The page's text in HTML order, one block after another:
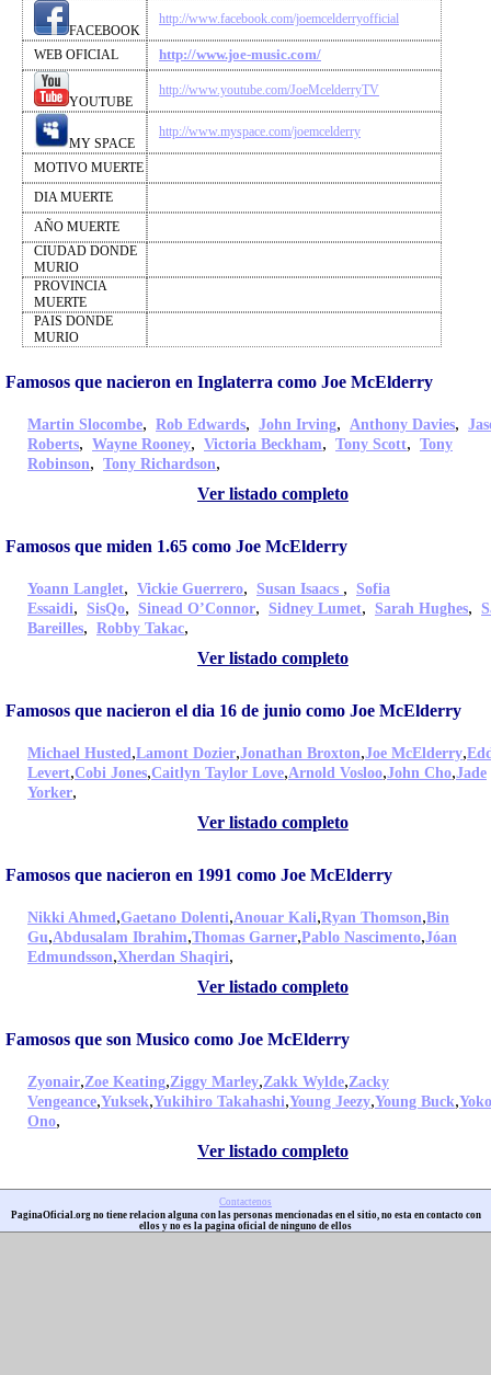
FACEBOOK
http://www.facebook.com/joemcelderryofficial
WEB OFICIAL http://www.joe-music.com/
YOUTUBE
http://www.youtube.com/JoeMcelderryTV
MY SPACE
http://www.myspace.com/joemcelderry
MOTIVO MUERTE
DIA MUERTE
AÑO MUERTE
CIUDAD DONDE
MURIO
PROVINCIA
MUERTE
PAIS DONDE
MURIO
Famosos que nacieron en Inglaterra como Joe McElderry
Martin Slocombe, Rob Edwards, John Irving, Anthony Davies,
Roberts, Wayne Rooney, Victoria Beckham, Tony Scott, Tony
Robinson, Tony Richardson,
Ver listado completo
Famosos que miden 1.65 como Joe McElderry
Yoann Langlet, Vickie Guerrero, Susan Isaacs , Sofia
Essaidi, SisQo, Sinead O’Connor, Sidney Lumet, Sarah Hughes,
Bareilles, Robby Takac,
Ver listado completo
Famosos que nacieron el dia 16 de junio como Joe McElderry
Michael Husted,Lamont Dozier,Jonathan Broxton,Joe McElderry,
Levert,Cobi Jones,Caitlyn Taylor Love,Arnold Vosloo,John Cho,Jade
Yorker,
Ver listado completo
Famosos que nacieron en 1991 como Joe McElderry
Nikki Ahmed,Gaetano Dolenti,Anouar Kali,Ryan Thomson,Bin
Gu,Abdusalam Ibrahim,Thomas Garner,Pablo Nascimento,Jóan
Edmundsson,Xherdan Shaqiri,
Ver listado completo
Famosos que son Musico como Joe McElderry
Zyonair,Zoe Keating,Ziggy Marley,Zakk Wylde,Zacky
Vengeance,Yuksek,Yukihiro Takahashi,Young Jeezy,Young Buck,Yoko
Ono,
Ver listado completo
Contactenos
PaginaOficial.org no tiene relacion alguna con las personas mencionadas en el sitio, no esta en contacto con
ellos y no es la pagina oficial de ninguno de ellos